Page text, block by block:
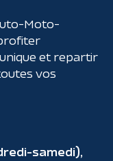
Moto-
et repartir
vos
samedi),